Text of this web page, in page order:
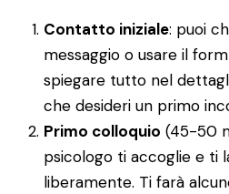
Contatto iniziale: puoi
messaggio o usare il
spiegare tutto nel
che desideri un primo
Primo colloquio (45-50
psicologo ti accoglie e ti
liberamente. Ti farà